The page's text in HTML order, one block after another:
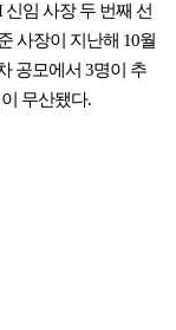
임 사장 두 번째 선
사장이 지난해 10월
공모에서 3명이 추
무산됐다.